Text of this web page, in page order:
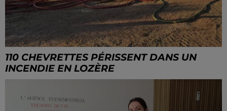
110 CHEVRETTES PÉRISSENT DANS UN
INCENDIE EN LOZÈRE